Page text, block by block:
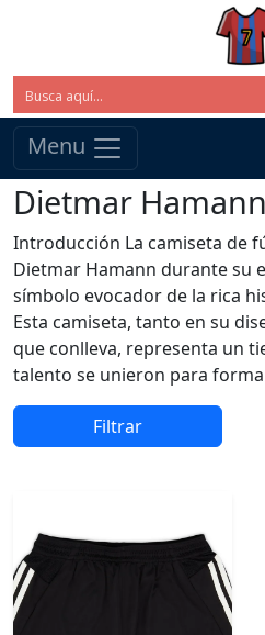
Menu
Dietmar Hamann
Introducción La camiseta de
Dietmar Hamann durante su
símbolo evocador de la rica
Esta camiseta, tanto en su
que conlleva, representa un
talento se unieron para
Filtrar